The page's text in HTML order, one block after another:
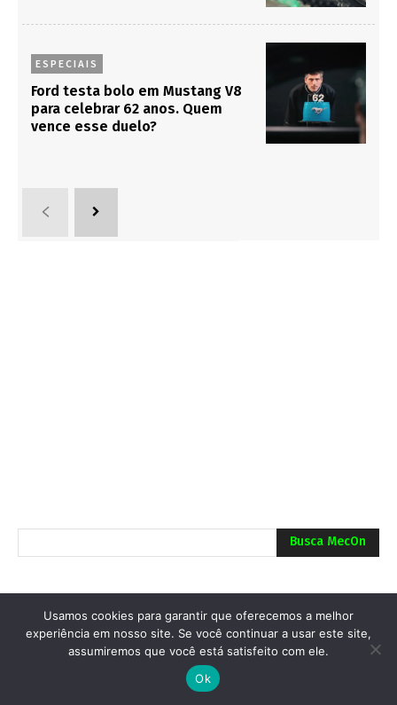
ESPECIAIS
Ford testa bolo em Mustang V8
para celebrar 62 anos. Quem
vence esse duelo?
Busca MecOn
Usamos cookies para garantir que oferecemos a melhor
experiência em nosso site. Se você continuar a usar este site,
assumiremos que você está satisfeito com ele.
Ok